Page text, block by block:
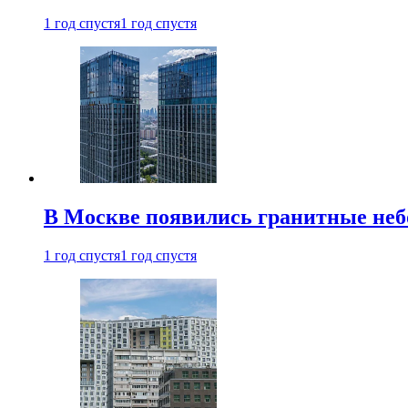
1 год спустя1 год спустя
В Москве появились гранитные
1 год спустя1 год спустя